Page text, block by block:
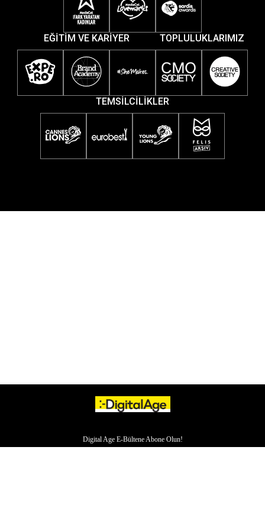
EĞİTİM VE KARİYER TOPLULUKLARIMIZ
TEMSİLCİLİKLER
Digital Age E-Bültene Abone Olun!